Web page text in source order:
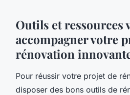
Outils et ressources
accompagner votre
rénovation
Pour réussir votre projet de
disposer des bons outils de